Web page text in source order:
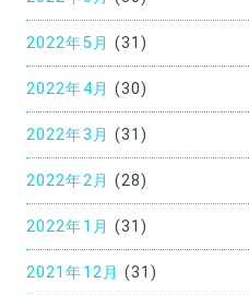
2022年5月 (31)
2022年4月 (30)
2022年3月 (31)
2022年2月 (28)
2022年1月 (31)
2021年12月 (31)